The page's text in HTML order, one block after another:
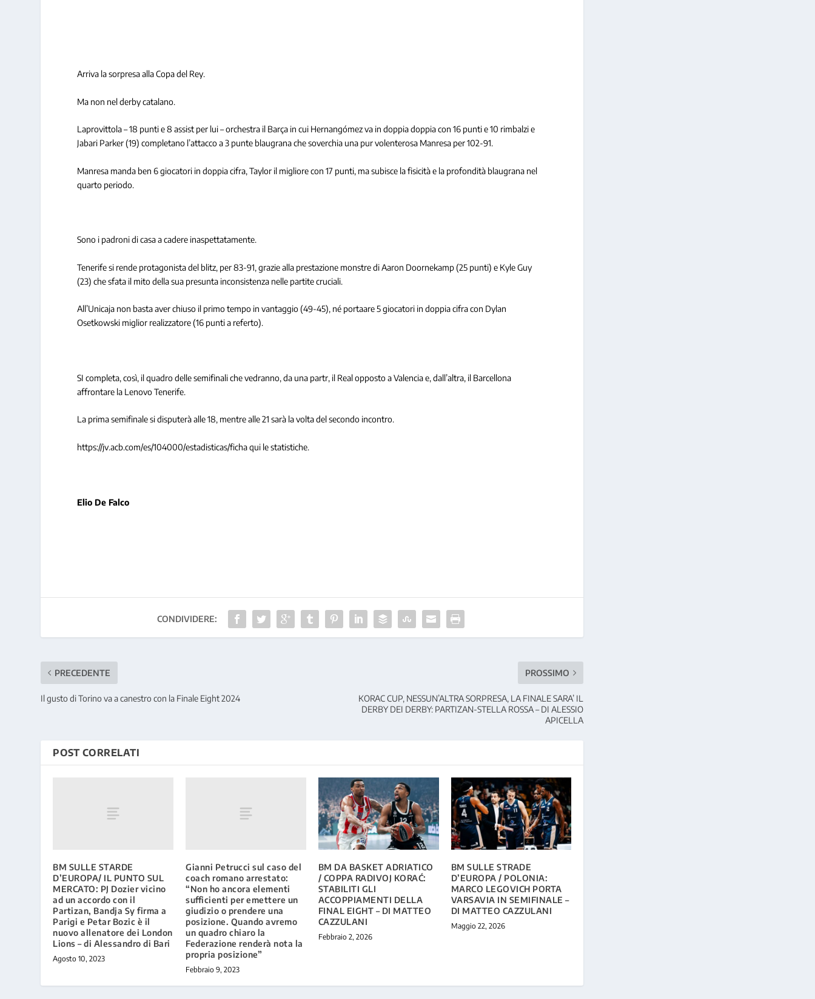
Arriva la sorpresa alla Copa del Rey.
Ma non nel derby catalano.
Laprovittola – 18 punti e 8 assist per lui – orchestra il Barça in cui Hernangómez va in doppia doppia con 16 punti e 10 rimbalzi e
Jabari Parker (19) completano l’attacco a 3 punte blaugrana che soverchia una pur volenterosa Manresa per 102-91.
Manresa manda ben 6 giocatori in doppia cifra, Taylor il migliore con 17 punti, ma subisce la fisicità e la profondità blaugrana nel
quarto periodo.
Sono i padroni di casa a cadere inaspettatamente.
Tenerife si rende protagonista del blitz, per 83-91, grazie alla prestazione monstre di Aaron Doornekamp (25 punti) e Kyle Guy
(23) che sfata il mito della sua presunta inconsistenza nelle partite cruciali.
All’Unicaja non basta aver chiuso il primo tempo in vantaggio (49-45), né portaare 5 giocatori in doppia cifra con Dylan
Osetkowski miglior realizzatore (16 punti a referto).
SI completa, così, il quadro delle semifinali che vedranno, da una partr, il Real opposto a Valencia e, dall’altra, il Barcellona
affrontare la Lenovo Tenerife.
La prima semifinale si disputerà alle 18, mentre alle 21 sarà la volta del secondo incontro.
https://jv.acb.com/es/104000/estadisticas/ficha qui le statistiche.
Elio De Falco
CONDIVIDERE:
PRECEDENTE
Il gusto di Torino va a canestro con la Finale Eight 2024
PROSSIMO
KORAC CUP, NESSUN’ALTRA SORPRESA, LA FINALE SARA’ IL
DERBY DEI DERBY: PARTIZAN-STELLA ROSSA – DI ALESSIO
APICELLA
POST CORRELATI
BM SULLE STARDE
D’EUROPA/ IL PUNTO SUL
MERCATO: PJ Dozier vicino
ad un accordo con il
Partizan, Bandja Sy firma a
Parigi e Petar Bozic è il
nuovo allenatore dei London
Lions – di Alessandro di Bari
Agosto 10, 2023
Gianni Petrucci sul caso del
coach romano arrestato:
“Non ho ancora elementi
sufficienti per emettere un
giudizio o prendere una
posizione. Quando avremo
un quadro chiaro la
Federazione renderà nota la
propria posizione”
Febbraio 9, 2023
BM DA BASKET ADRIATICO
/ COPPA RADIVOJ KORAĆ:
STABILITI GLI
ACCOPPIAMENTI DELLA
FINAL EIGHT – DI MATTEO
CAZZULANI
Febbraio 2, 2026
BM SULLE STRADE
D’EUROPA / POLONIA:
MARCO LEGOVICH PORTA
VARSAVIA IN SEMIFINALE –
DI MATTEO CAZZULANI
Maggio 22, 2026